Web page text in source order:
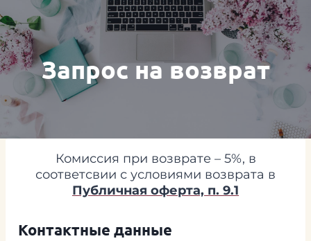
Перейти
к
содержимому
Запрос на возврат
Комиссия при возврате – 5%, в
соответсвии с условиями возврата в
Публичная оферта, п. 9.1
Контактные данные